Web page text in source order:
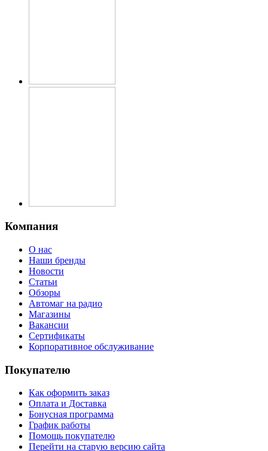
Компания
О нас
Наши бренды
Новости
Статьи
Обзоры
Автомаг на радио
Магазины
Вакансии
Сертификаты
Корпоративное обслуживание
Покупателю
Как оформить заказ
Оплата и Доставка
Бонусная программа
График работы
Помощь покупателю
Перейти на старую версию сайта